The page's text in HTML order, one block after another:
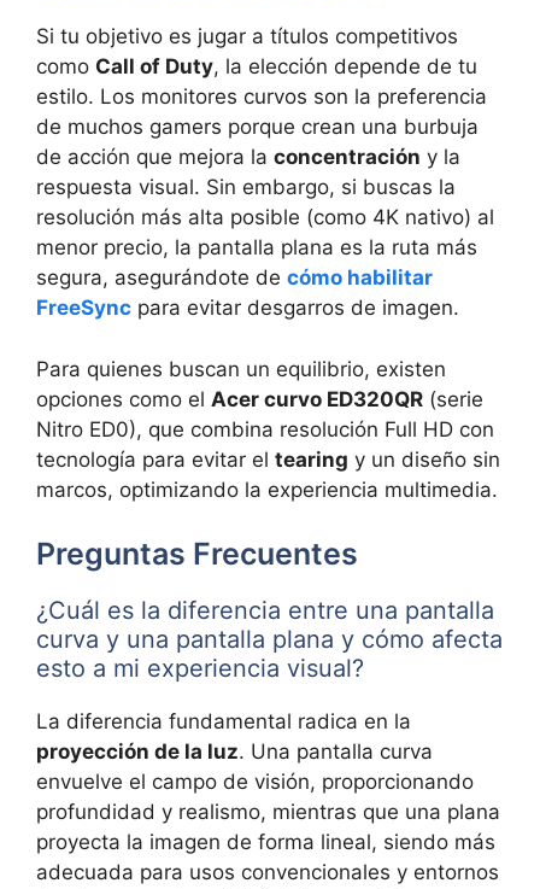
Si tu objetivo es jugar a títulos competitivos
como Call of Duty, la elección depende de tu
estilo. Los monitores curvos son la preferencia
de muchos gamers porque crean una burbuja
de acción que mejora la concentración y la
respuesta visual. Sin embargo, si buscas la
resolución más alta posible (como 4K nativo) al
menor precio, la pantalla plana es la ruta más
segura, asegurándote de cómo habilitar
FreeSync para evitar desgarros de imagen.
Para quienes buscan un equilibrio, existen
opciones como el Acer curvo ED320QR (serie
Nitro ED0), que combina resolución Full HD con
tecnología para evitar el tearing y un diseño sin
marcos, optimizando la experiencia multimedia.
Preguntas Frecuentes
¿Cuál es la diferencia entre una pantalla
curva y una pantalla plana y cómo afecta
esto a mi experiencia visual?
La diferencia fundamental radica en la
proyección de la luz. Una pantalla curva
envuelve el campo de visión, proporcionando
profundidad y realismo, mientras que una plana
proyecta la imagen de forma lineal, siendo más
adecuada para usos convencionales y entornos